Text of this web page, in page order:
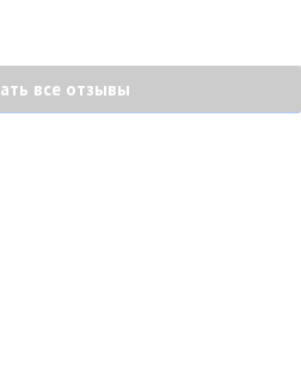
все отзывы